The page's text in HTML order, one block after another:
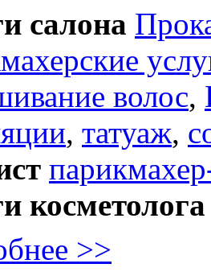
салона
волос,
, татуаж,
косметолога
>>